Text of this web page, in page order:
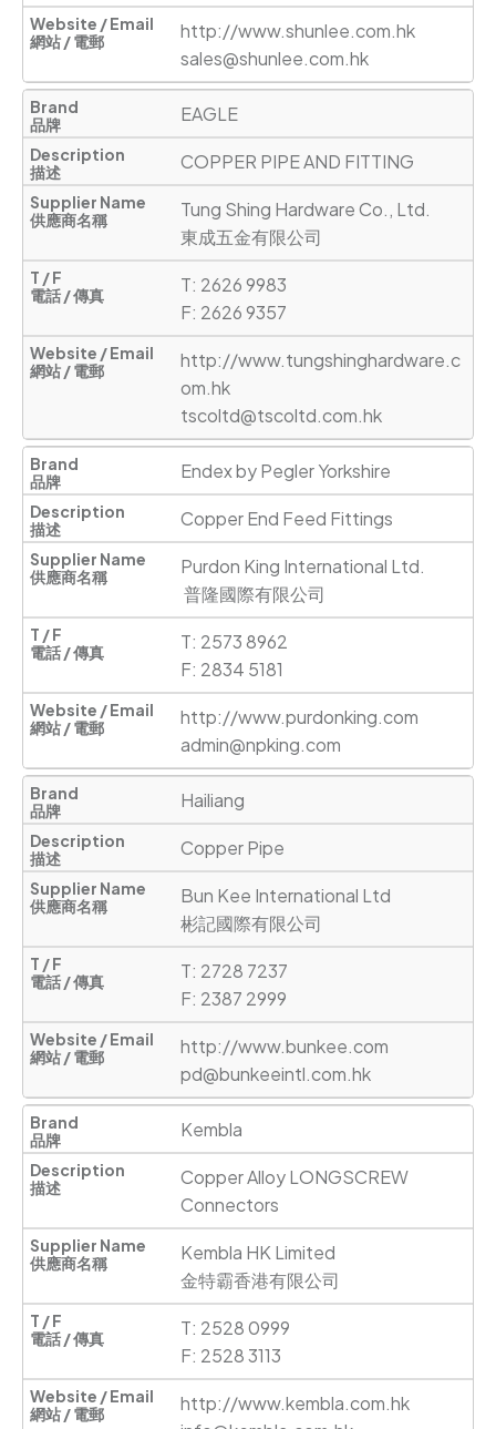
http://www.shunlee.com.hk
sales@shunlee.com.hk
EAGLE
COPPER PIPE AND FITTING
Tung Shing Hardware Co., Ltd.
東成五金有限公司
T: 2626 9983
F: 2626 9357
http://www.tungshinghardware.c
om.hk
tscoltd@tscoltd.com.hk
Endex by Pegler Yorkshire
Copper End Feed Fittings
Purdon King International Ltd.
普隆國際有限公司
T: 2573 8962
F: 2834 5181
http://www.purdonking.com
admin@npking.com
Hailiang
Copper Pipe
Bun Kee International Ltd
彬記國際有限公司
T: 2728 7237
F: 2387 2999
http://www.bunkee.com
pd@bunkeeintl.com.hk
Kembla
Copper Alloy LONGSCREW
Connectors
Kembla HK Limited
金特霸香港有限公司
T: 2528 0999
F: 2528 3113
http://www.kembla.com.hk